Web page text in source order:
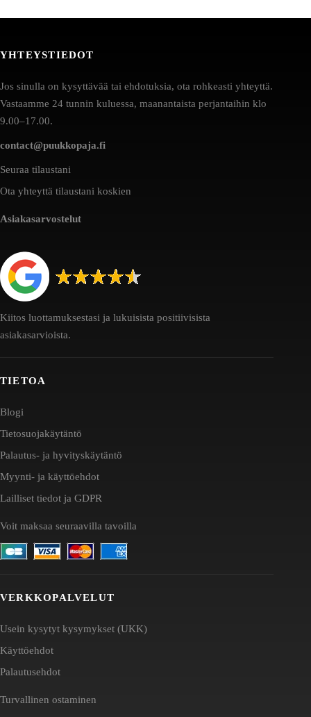
YHTEYSTIEDOT
Jos sinulla on kysyttävää tai ehdotuksia, ota rohkeasti yhteyttä.
Vastaamme 24 tunnin kuluessa, maanantaista perjantaihin klo
9.00–17.00.
contact@puukkopaja.fi
Seuraa tilaustani
Ota yhteyttä tilaustani koskien
Asiakasarvostelut
Kiitos luottamuksestasi ja lukuisista positiivisista
asiakasarvioista.
TIETOA
Blogi
Tietosuojakäytäntö
Palautus- ja hyvityskäytäntö
Myynti- ja käyttöehdot
Lailliset tiedot ja GDPR
Voit maksaa seuraavilla tavoilla
VERKKOPALVELUT
Usein kysytyt kysymykset (UKK)
Käyttöehdot
Palautusehdot
Turvallinen ostaminen